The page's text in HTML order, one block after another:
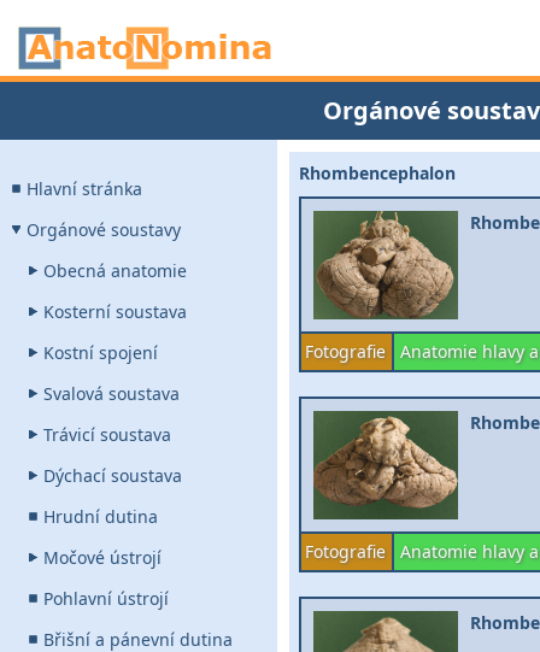
Orgánové
Hlavní stránka
Orgánové soustavy
Obecná anatomie
Kosterní soustava
Kostní spojení
Svalová soustava
Trávicí soustava
Dýchací soustava
Hrudní dutina
Močové ústrojí
Pohlavní ústrojí
Břišní a pánevní dutina
Rhombencephalon
Fotografie Anatomie hlavy
Fotografie Anatomie hlavy